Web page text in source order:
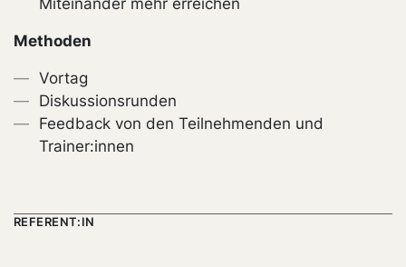
Miteinander mehr erreichen
Methoden
Vortag
Diskussionsrunden
Feedback von den Teilnehmenden und
Trainer:innen
REFERENT:IN